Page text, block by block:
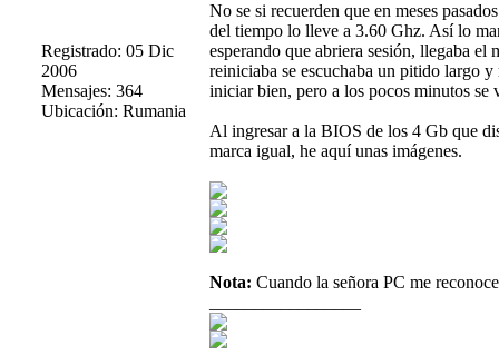
Registrado: 05 Dic
2006
Mensajes: 364
Ubicación: Rumania
No se si recuerden que en meses
del tiempo lo lleve a 3.60 Ghz. Así lo
esperando que abriera sesión, llegaba el
reiniciaba se escuchaba un pitido largo
iniciar bien, pero a los pocos minutos
Al ingresar a la BIOS de los 4 Gb que
marca igual, he aquí unas imágenes.
Nota: Cuando la señora PC me